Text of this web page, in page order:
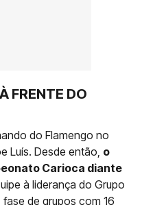
FRENTE DO
do Flamengo no
Luís. Desde então, o
Carioca diante
à liderança do Grupo
de grupos com 16